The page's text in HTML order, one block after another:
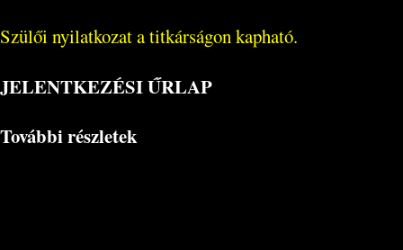
Szülői nyilatkozat a titkárságon kapható.
JELENTKEZÉSI ŰRLAP
További részletek